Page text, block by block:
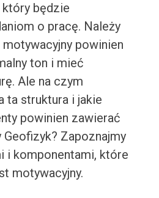
będzie
o pracę. Należy
powinien
ton i mieć
Ale na czym
ta struktura i jakie
powinien zawierać
Zapoznajmy
i komponentami, które
motywacyjny.